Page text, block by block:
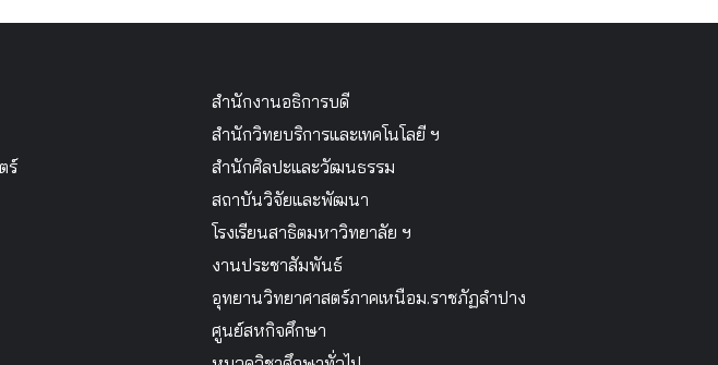
ร์
สำนักงานอธิการบดี
สำนักวิทยบริการและเทคโนโลยี ฯ
สำนักศิลปะและวัฒนธรรม
สถาบันวิจัยและพัฒนา
โรงเรียนสาธิตมหาวิทยาลัย ฯ
งานประชาสัมพันธ์
อุทยานวิทยาศาสตร์ภาคเหนือม.ราชภัฏลำปาง
ศูนย์สหกิจศึกษา